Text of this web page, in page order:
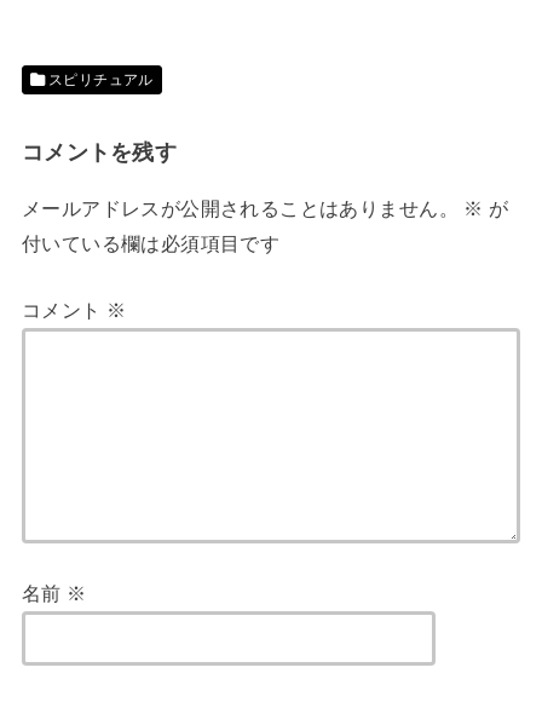
スピリチュアル
コメントを残す
メールアドレスが公開されることはありません。 ※ が
付いている欄は必須項目です
コメント ※
名前 ※